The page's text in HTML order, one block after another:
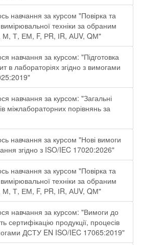
навчання за курсом "Повірка та
техніки за обраним
М, Т, ЕМ, F, РR, ІR, АUV, QМ"
навчання за курсом: "Підготовка
в лабораторіях згідно з вимогами
навчання за курсом: "Загальні
міжлабораторних порівнянь за
навчання за курсом "Нові вимоги
згідно з ISO/IEC 17020:2026"
навчання за курсом "Повірка та
техніки за обраним
М, Т, ЕМ, F, РR, ІR, АUV, QМ"
навчання за курсом: "Вимоги до
сертифікацію продукції, процесів
ДСТУ EN ISO/IEC 17065:2019"